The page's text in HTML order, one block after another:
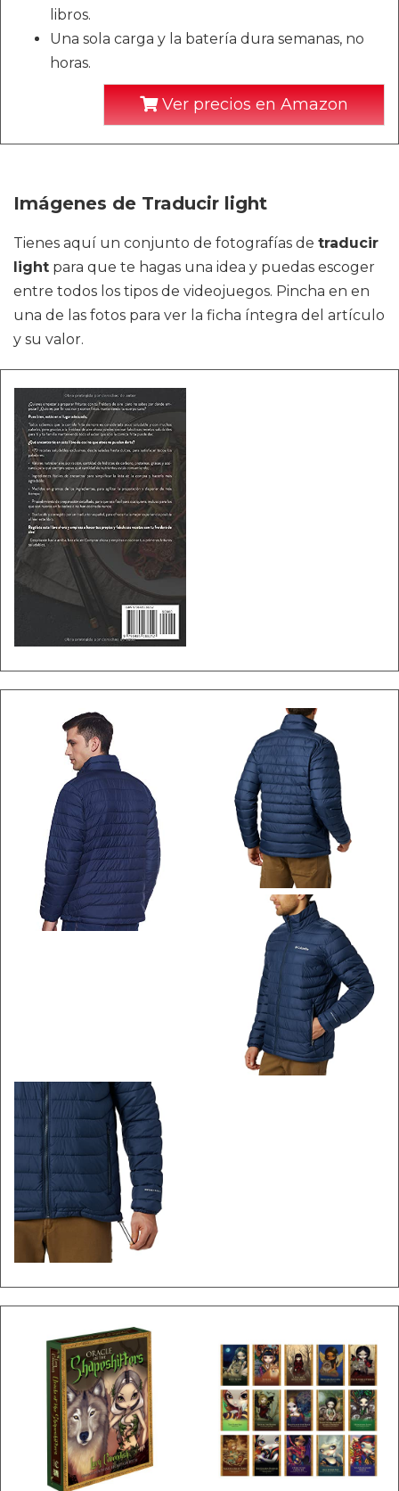
libros.
Una sola carga y la batería dura semanas, no
horas.
Ver precios en Amazon
Imágenes de Traducir light
Tienes aquí un conjunto de fotografías de traducir
light para que te hagas una idea y puedas escoger
entre todos los tipos de videojuegos. Pincha en en
una de las fotos para ver la ficha íntegra del artículo
y su valor.